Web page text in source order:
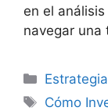
en el
navegar una
Etiquetas
Cómo